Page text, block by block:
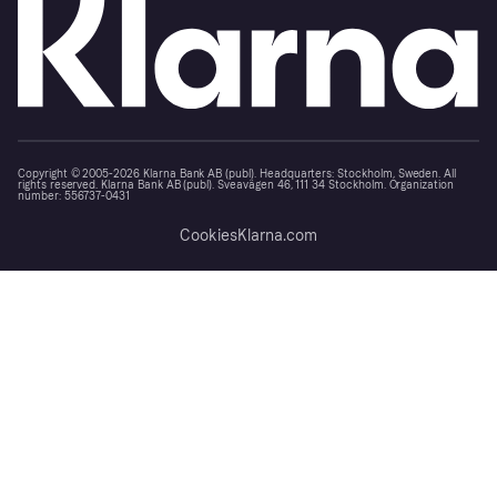
Copyright © 2005-2026 Klarna Bank AB (publ). Headquarters: Stockholm, Sweden. All
rights reserved. Klarna Bank AB (publ). Sveavägen 46, 111 34 Stockholm. Organization
number: 556737-0431
CookiesKlarna.com